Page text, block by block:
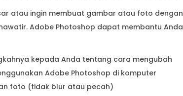
atau ingin membuat gambar atau foto dengan
Adobe Photoshop dapat membantu Anda
kepada Anda tentang cara mengubah
Adobe Photoshop di komputer
foto (tidak blur atau pecah)